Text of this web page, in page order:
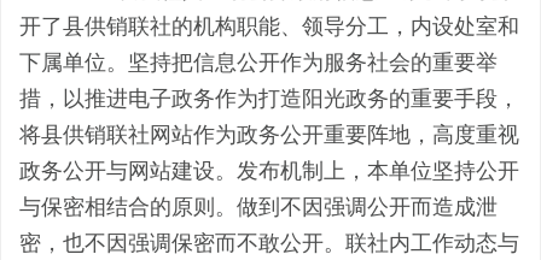
开了县供销联社的机构职能、领导分工，内设处室和
下属单位。坚持把信息公开作为服务社会的重要举
措，以推进电子政务作为打造阳光政务的重要手段，
将县供销联社网站作为政务公开重要阵地，高度重视
政务公开与网站建设。发布机制上，本单位坚持公开
与保密相结合的原则。做到不因强调公开而造成泄
密，也不因强调保密而不敢公开。联社内工作动态与